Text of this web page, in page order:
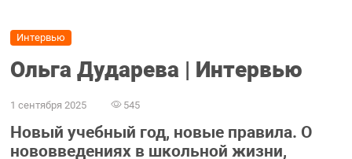
Интервью
Ольга Дударева | Интервью
1 сентября 2025 545
Новый учебный год, новые правила. О
нововведениях в школьной жизни,